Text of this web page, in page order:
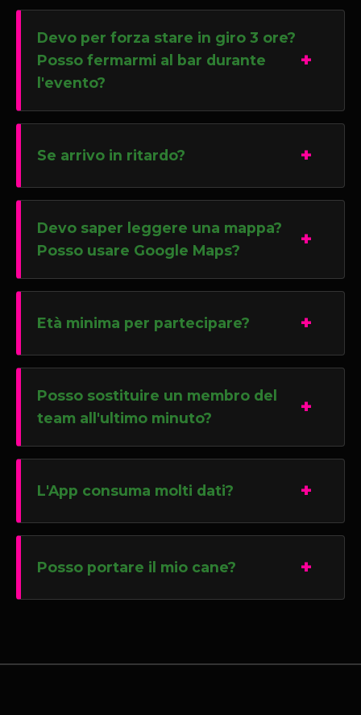
Devo per forza stare in giro 3 ore?
Posso fermarmi al bar durante
l'evento?
Se arrivo in ritardo?
Devo saper leggere una mappa?
Posso usare Google Maps?
Età minima per partecipare?
Posso sostituire un membro del
team all'ultimo minuto?
L'App consuma molti dati?
Posso portare il mio cane?